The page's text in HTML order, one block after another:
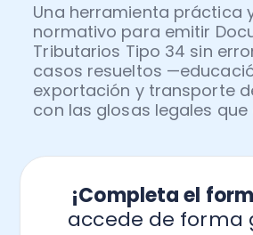
Una herramienta práctica
normativo para emitir
Tributarios Tipo 34 sin
casos resueltos
exportación y transporte
con las glosas legales que
¡Completa el
accede de forma